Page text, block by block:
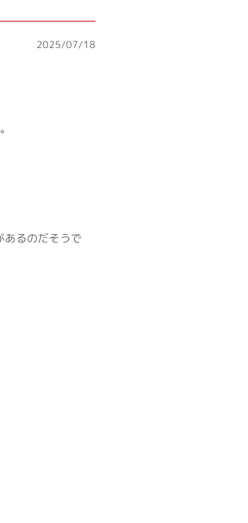
2025/07/18
るのだそうで